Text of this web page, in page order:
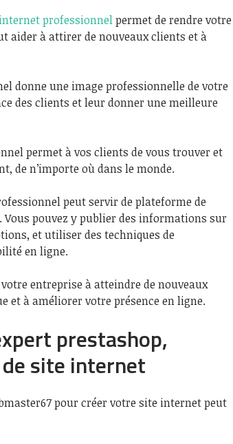
professionnelpermet de rendre votre
aider à attirer de nouveaux clients et à
donne une image professionnelle de votre
des clients et leur donner une meilleure
permet à vos clients de vous trouver et
de n’importe où dans le monde.
peut servir de plateforme de
pouvez y publier des informations sur
et utiliser des techniques de
en ligne.
entreprise à atteindre de nouveaux
et à améliorer votre présence en ligne.
prestashop,
site internet
pour créer votre site internet peut